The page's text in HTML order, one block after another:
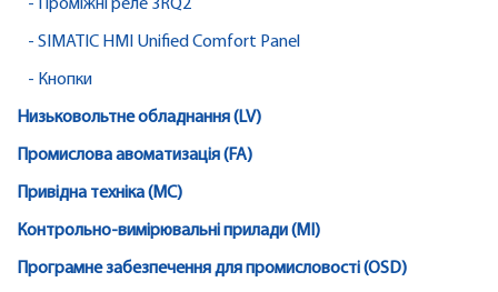
- Проміжні реле 3RQ2
- SIMATIC HMI Unified Comfort Panel
- Кнопки
Низьковольтне обладнання (LV)
Промислова авоматизація (FA)
Привідна техніка (MC)
Контрольно-вимірювальні прилади (MI)
Програмне забезпечення для промисловості (OSD)